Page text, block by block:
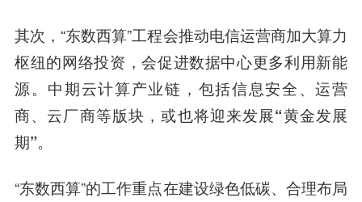
其次，“东数西算”工程会推动电信运营商加大算力
枢纽的网络投资，会促进数据中心更多利用新能
源。 中期云计算产业链，包括信息安全、运营
商、云厂商等版块，或也将迎来发展“黄金发展
期”。
“东数西算”的工作重点在建设绿色低碳、合理布局